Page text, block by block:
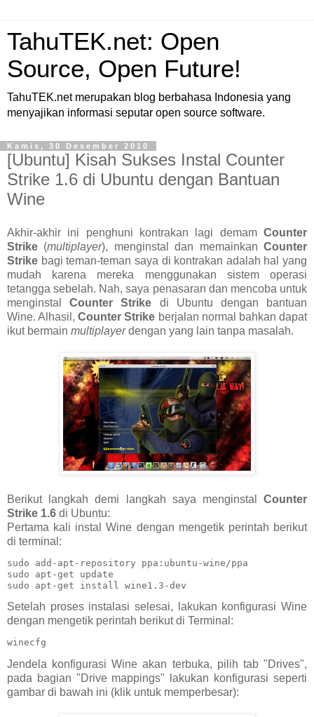
TahuTEK.net: Open
Source, Open Future!
TahuTEK.net merupakan blog berbahasa Indonesia yang
menyajikan informasi seputar open source software.
Kamis, 30 Desember 2010
[Ubuntu] Kisah Sukses Instal Counter
Strike 1.6 di Ubuntu dengan Bantuan
Wine
Akhir-akhir ini penghuni kontrakan lagi demam Counter
Strike (multiplayer), menginstal dan memainkanCounter
Strike bagi teman-teman saya di kontrakan adalah hal yang
mudah karena mereka menggunakan sistem operasi
tetangga sebelah. Nah, saya penasaran dan mencoba untuk
menginstalCounter Strike di Ubuntu dengan bantuan
Wine. Alhasil,Counter Strike berjalan normal bahkan dapat
ikut bermain multiplayerdengan yang lain tanpa masalah.
Berikut langkah demi langkah saya menginstal Counter
Strike 1.6 di Ubuntu:
Pertama kali instal Wine dengan mengetik perintah berikut
di terminal:
sudo add-apt-repository ppa:ubuntu-wine/ppa
sudo apt-get update
sudo apt-get install wine1.3-dev
Setelah proses instalasi selesai, lakukan konfigurasi Wine
dengan mengetik perintah berikut di Terminal:
winecfg
Jendela konfigurasi Wine akan terbuka, pilih tab "Drives",
pada bagian "Drive mappings" lakukan konfigurasi seperti
gambar di bawah ini (klik untuk memperbesar):